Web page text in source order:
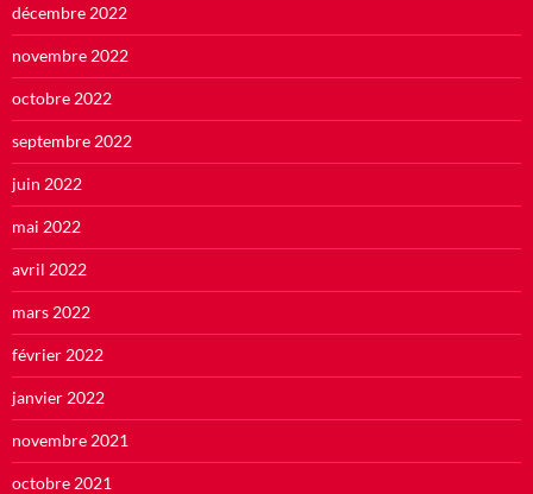
décembre 2022
novembre 2022
octobre 2022
septembre 2022
juin 2022
mai 2022
avril 2022
mars 2022
février 2022
janvier 2022
novembre 2021
octobre 2021